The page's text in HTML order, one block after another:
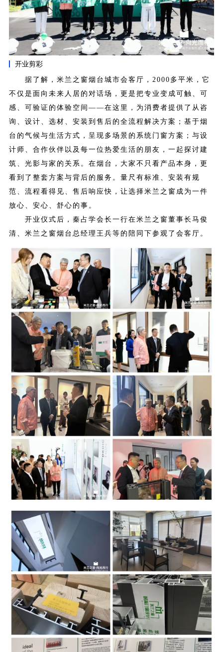
开业剪彩
据了解，米兰之窗烟台城市会客厅，2000多平米，它
不仅是面向未来人居的对话场，更是把专业变成可触、可
感、可验证的体验空间——在这里，为消费者提供了从咨
询、设计、选材、安装到售后的全流程解决方案；基于烟
台的气候与生活方式，呈现多场景的系统门窗方案；与设
计师、合作伙伴以及每一位热爱生活的朋友，一起探讨建
筑、光影与家的关系。 在烟台，大家不只看产品本身，更
看到了整套方案与背后的服务。 量尺有标准、安装有规
范、流程看得见、售后响应快，让选择米兰之窗成为一件
放心、安心、舒心的事。
开业仪式后，秦占学会长一行在米兰之窗董事长马俊
清、米兰之窗烟台总经理王兵等的陪同下参观了会客厅。